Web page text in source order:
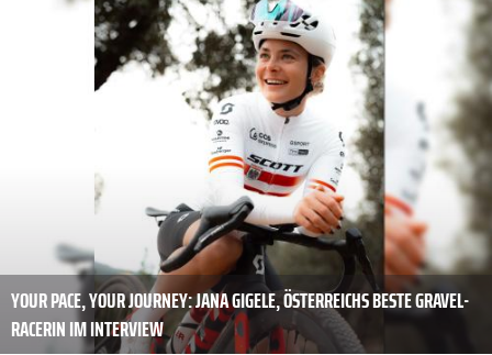
YOUR PACE, YOUR JOURNEY: JANA GIGELE, ÖSTERREICHS BESTE GRAVEL-
RACERIN IM INTERVIEW